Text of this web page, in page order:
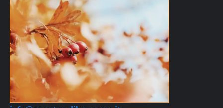
info@quantumdibenessere.it